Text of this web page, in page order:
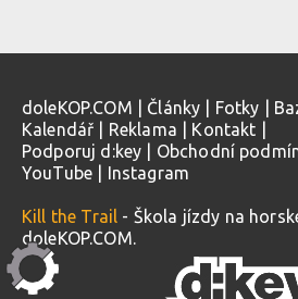
doleKOP.COM Články Fotky
Kalendář
Reklama Kontakt
Podporuj d:key
Obchodní
YouTube
Instagram
Kill the Trail - Škola jízdy na
doleKOP.COM.